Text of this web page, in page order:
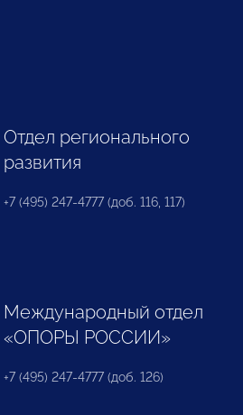
Отдел регионального
развития
+7 (495) 247-4777 (доб. 116, 117)
Международный отдел
«ОПОРЫ РОССИИ»
+7 (495) 247-4777 (доб. 126)